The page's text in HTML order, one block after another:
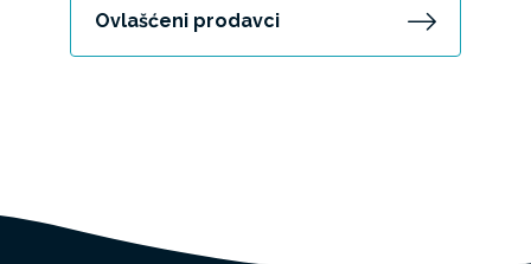
Ovlašćeni prodavci